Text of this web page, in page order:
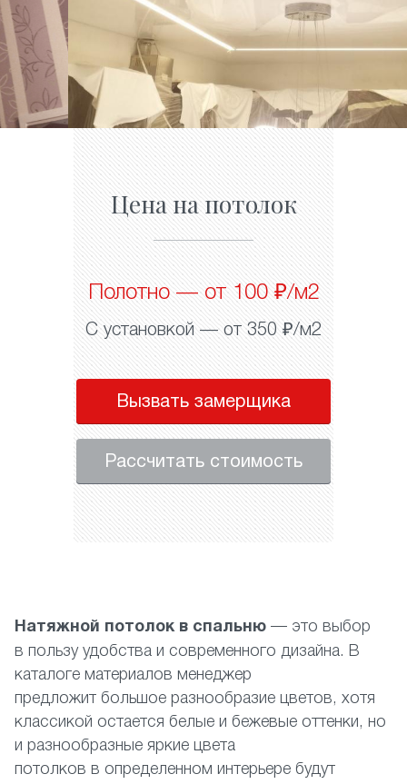
Цена на потолок
Полотно — от 100 ₽/м2
С установкой — от 350 ₽/м2
Вызвать замерщика
Рассчитать стоимость
Натяжной потолок в спальню — это выбор
в пользу удобства и современного дизайна. В
каталоге материалов менеджер
предложит большое разнообразие цветов, хотя
классикой остается белые и бежевые оттенки, но
и разнообразные яркие цвета
потолков в определенном интерьере будут